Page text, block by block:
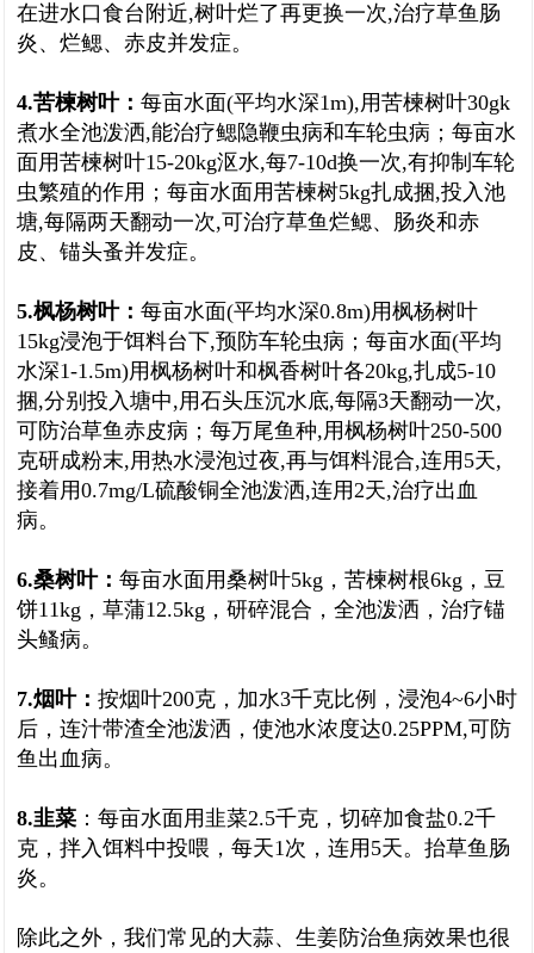
在进水口食台附近,树叶烂了再更换一次,治疗草鱼肠
炎、烂鳃、赤皮并发症。
4.苦楝树叶： 每亩水面(平均水深1m),用苦楝树叶30gk
煮水全池泼洒,能治疗鳃隐鞭虫病和车轮虫病；每亩水
面用苦楝树叶15-20kg沤水,每7-10d换一次,有抑制车轮
虫繁殖的作用；每亩水面用苦楝树5kg扎成捆,投入池
塘,每隔两天翻动一次,可治疗草鱼烂鳃、肠炎和赤
皮、锚头蚤并发症。
5.枫杨树叶： 每亩水面(平均水深0.8m)用枫杨树叶
15kg浸泡于饵料台下,预防车轮虫病；每亩水面(平均
水深1-1.5m)用枫杨树叶和枫香树叶各20kg,扎成5-10
捆,分别投入塘中,用石头压沉水底,每隔3天翻动一次,
可防治草鱼赤皮病；每万尾鱼种,用枫杨树叶250-500
克研成粉末,用热水浸泡过夜,再与饵料混合,连用5天,
接着用0.7mg/L硫酸铜全池泼洒,连用2天,治疗出血
病。
6.桑树叶： 每亩水面用桑树叶5kg，苦楝树根6kg，豆
饼11kg，草蒲12.5kg，研碎混合，全池泼洒，治疗锚
头鳋病。
7.烟叶： 按烟叶200克，加水3千克比例，浸泡4~6小时
后，连汁带渣全池泼洒，使池水浓度达0.25PPM,可防
鱼出血病。
8.韭菜 ：每亩水面用韭菜2.5千克，切碎加食盐0.2千
克，拌入饵料中投喂，每天1次，连用5天。抬草鱼肠
炎。
除此之外，我们常见的大蒜、生姜防治鱼病效果也很